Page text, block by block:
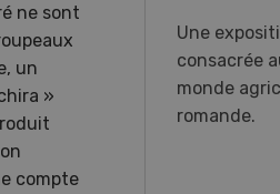
ne sont
un
»
compte
à
et la
Une
consacrée
monde
romande.